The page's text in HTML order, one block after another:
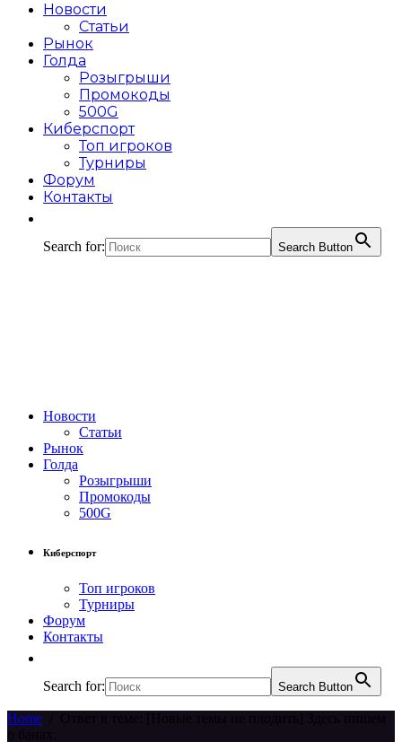
Новости
Статьи
Рынок
Голда
Розыгрыши
Промокоды
500G
Киберспорт
Топ игроков
Турниры
Форум
Контакты
Search for: Search Button
Новости
Статьи
Рынок
Голда
Розыгрыши
Промокоды
500G
Киберспорт
Топ игроков
Турниры
Форум
Контакты
Search for: Search Button
Home
Ответ в теме: [Новые темы не плодить] Здесь пишем
о банах.